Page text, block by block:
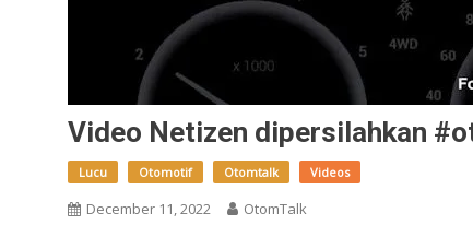
Video Netizen dipersilahkan
Lucu Otomotif Otomtalk Videos
December 11, 2022 OtomTalk